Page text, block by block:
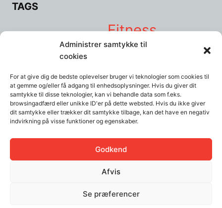
Administrer samtykke til
cookies
For at give dig de bedste oplevelser bruger vi teknologier som cookies til
at gemme og/eller få adgang til enhedsoplysninger. Hvis du giver dit
samtykke til disse teknologier, kan vi behandle data som f.eks.
browsingadfærd eller unikke ID'er på dette websted. Hvis du ikke giver
dit samtykke eller trækker dit samtykke tilbage, kan det have en negativ
indvirkning på visse funktioner og egenskaber.
Godkend
Afvis
Se præferencer
TAGS
Balanceudstyr Burpees Crosstrainer Fitness hjemme
Hjemmetræningsmaskiner Håndvægte Kettlebell
motivationen Mountain climbers Planken psykologi Pull up bar Push-ups
ribbe Ribber Romaskine Selvkontrol skade Squat squats Stress sund
træning Træningsbænk Træningselastikker træningspartner
Udstyr
Fitnet - Fitness og træningsnetværk